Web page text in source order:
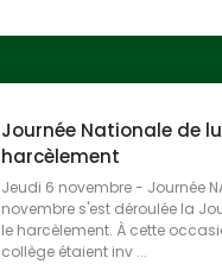
Journée Nationale de
harcèlement
Jeudi 6 novembre - Journée
novembre s'est déroulée la
le harcèlement. À cette
collège étaient inv ...